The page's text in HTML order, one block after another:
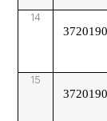
14
15